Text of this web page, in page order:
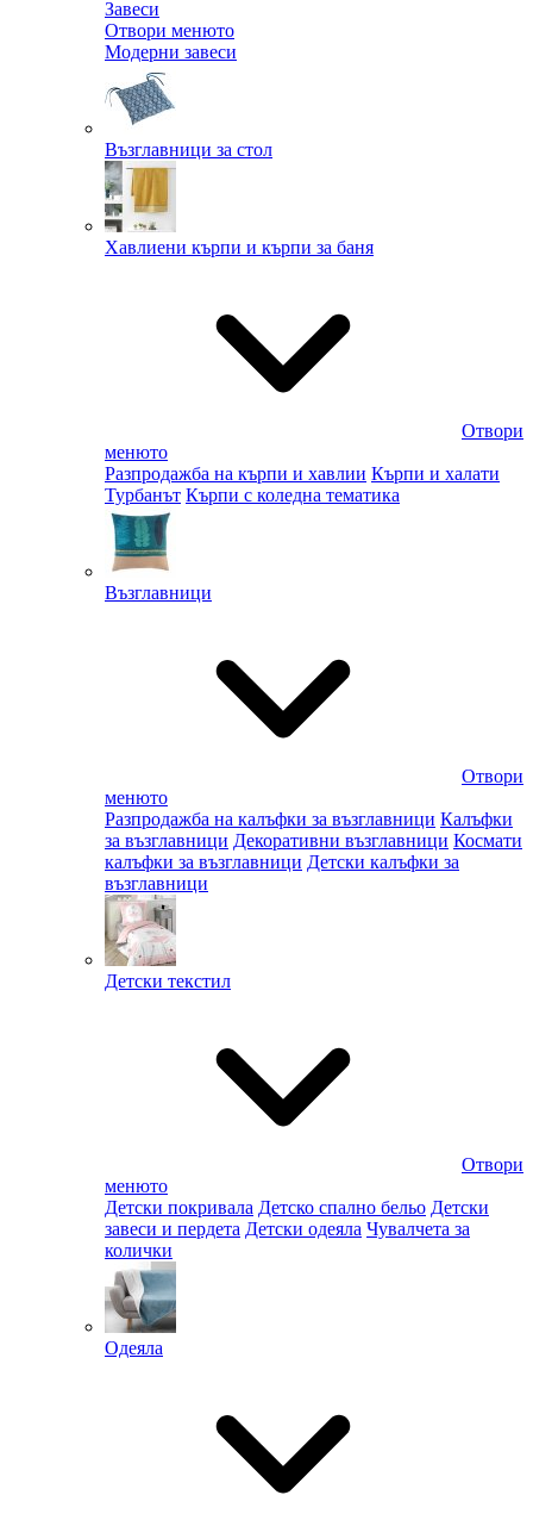
Завеси
Отвори менюто
Модерни завеси
Възглавници за стол
Хавлиени кърпи и кърпи за баня
Отвори
менюто
Разпродажба на кърпи и хавлии Кърпи и халати
Турбанът Кърпи с коледна тематика
Възглавници
Отвори
менюто
Разпродажба на калъфки за възглавници Калъфки
за възглавници Декоративни възглавници Космати
калъфки за възглавници Детски калъфки за
възглавници
Детски текстил
Отвори
менюто
Детски покривала Детско спално бельо Детски
завеси и пердета Детски одеяла Чувалчета за
колички
Одеяла